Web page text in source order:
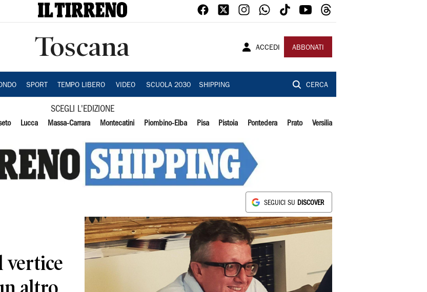
Toscana ACCEDI ABBONATI
SPORT TEMPO LIBERO VIDEO SCUOLA 2030 SHIPPING CERCA
SCEGLI L'EDIZIONE
Lucca Massa-Carrara Montecatini Piombino-Elba Pisa Pistoia Pontedera Prato Versilia
SEGUICI SU DISCOVER
vertice